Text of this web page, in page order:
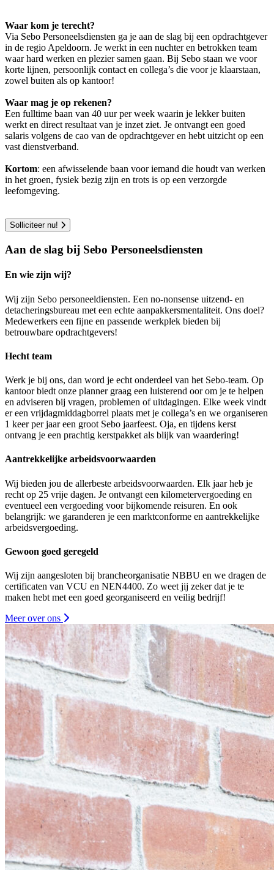
Waar kom je terecht?
Via Sebo Personeelsdiensten ga je aan de slag bij een opdrachtgever
in de regio Apeldoorn. Je werkt in een nuchter en betrokken team
waar hard werken en plezier samen gaan. Bij Sebo staan we voor
korte lijnen, persoonlijk contact en collega’s die voor je klaarstaan,
zowel buiten als op kantoor!
Waar mag je op rekenen?
Een fulltime baan van 40 uur per week waarin je lekker buiten
werkt en direct resultaat van je inzet ziet. Je ontvangt een goed
salaris volgens de cao van de opdrachtgever en hebt uitzicht op een
vast dienstverband.
Kortom: een afwisselende baan voor iemand die houdt van werken
in het groen, fysiek bezig zijn en trots is op een verzorgde
leefomgeving.
Solliciteer nu!
Aan de slag bij Sebo Personeelsdiensten
En wie zijn wij?
Wij zijn Sebo personeeldiensten. Een no-nonsense uitzend- en
detacheringsbureau met een echte aanpakkersmentaliteit. Ons doel?
Medewerkers een fijne en passende werkplek bieden bij
betrouwbare opdrachtgevers!
Hecht team
Werk je bij ons, dan word je echt onderdeel van het Sebo-team. Op
kantoor biedt onze planner graag een luisterend oor om je te helpen
en adviseren bij vragen, problemen of uitdagingen. Elke week vindt
er een vrijdagmiddagborrel plaats met je collega’s en we organiseren
1 keer per jaar een groot Sebo jaarfeest. Oja, en tijdens kerst
ontvang je een prachtig kerstpakket als blijk van waardering!
Aantrekkelijke arbeidsvoorwaarden
Wij bieden jou de allerbeste arbeidsvoorwaarden. Elk jaar heb je
recht op 25 vrije dagen. Je ontvangt een kilometervergoeding en
eventueel een vergoeding voor bijkomende reisuren. En ook
belangrijk: we garanderen je een marktconforme en aantrekkelijke
arbeidsvergoeding.
Gewoon goed geregeld
Wij zijn aangesloten bij brancheorganisatie NBBU en we dragen de
certificaten van VCU en NEN4400. Zo weet jij zeker dat je te
maken hebt met een goed georganiseerd en veilig bedrijf!
Meer over ons